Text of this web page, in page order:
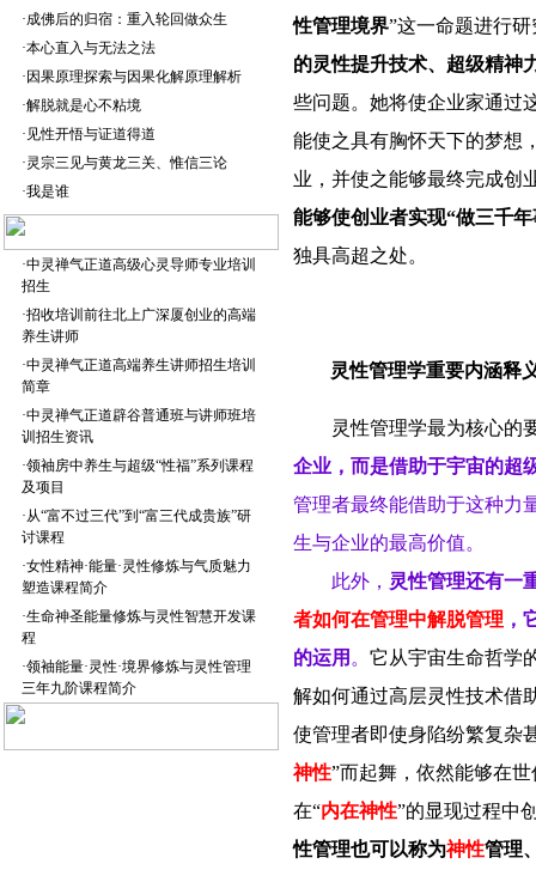
·成佛后的归宿：重入轮回做众生
·本心直入与无法之法
· 因果原理探索与因果化解原理解析
·解脱就是心不粘境
· 见性开悟与证道得道
·灵宗三见与黄龙三关、惟信三论
·我是谁
·中灵禅气正道高级心灵导师专业培训
招生
·招收培训前往北上广深厦创业的高端
养生讲师
·中灵禅气正道高端养生讲师招生培训
简章
·中灵禅气正道辟谷普通班与讲师班培
训招生资讯
·领袖房中养生与超级“性福”系列课程
及项目
·从“富不过三代”到“富三代成贵族”研
讨课程
·女性精神·能量·灵性修炼与气质魅力
塑造课程简介
·生命神圣能量修炼与灵性智慧开发课
程
·领袖能量·灵性·境界修炼与灵性管理
三年九阶课程简介
性管理境界”这一命题进行
的灵性提升技术、超级精神
些问题。她将使企业家通过
能使之具有胸怀天下的梦想
业，并使之能够最终完成创
能够使创业者实现“做三千
独具高超之处。
灵性管理学重要内涵释
灵性管理学最为核心的
企业，而是借助于宇宙的
管理者最终能借助于这种力
生与企业的最高价值。
此外， 灵性管理还有一
者如何在管理中解脱管理 ，
的运用 。 它从宇宙生命哲学
解如何通过高层灵性技术借
使管理者即使身陷纷繁复杂
神性”而起舞，依然能够在
在“内在神性”的显现过程中
性管理也可以称为神性管理